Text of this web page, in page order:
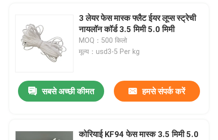
3 लेयर फेस मास्क फ्लैट ईयर लूप्स स्ट्रेची
नायलॉन कॉर्ड 3.5 मिमी 5.0 मिमी
MOQ：500 किलो
मूल्य：usd3-5 Per kg
सबसे अच्छी कीमत हमसे संपर्क करें
कोरियाई KF94 फेस मास्क 3.5 मिमी 5.0